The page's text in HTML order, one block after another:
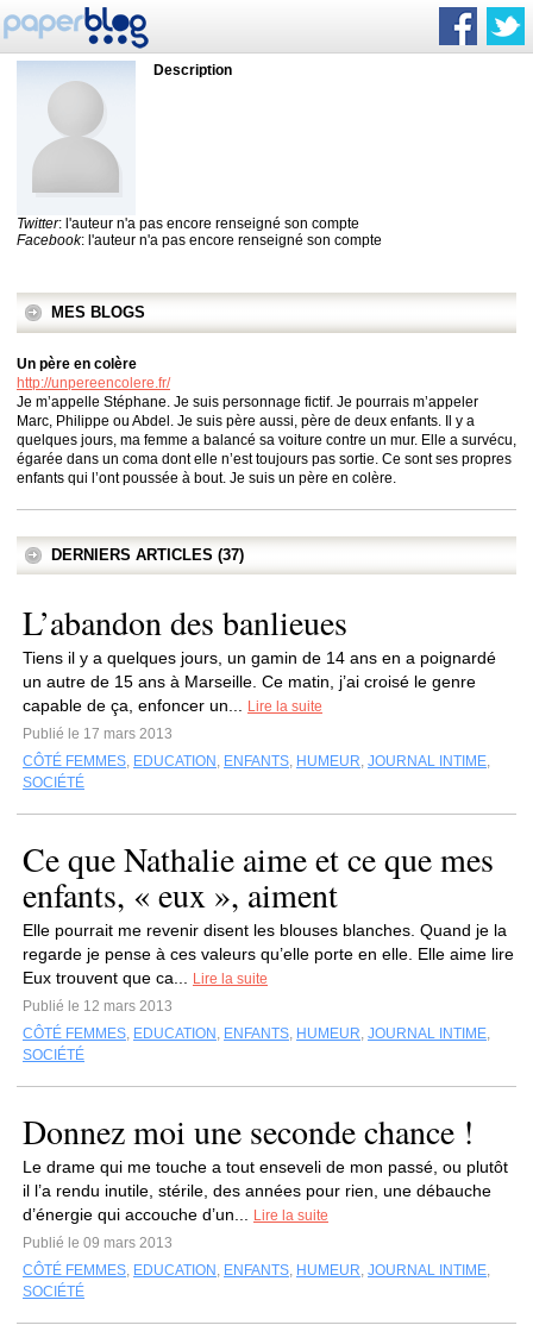
Description
Twitter: l'auteur n'a pas encore renseigné son compte
Facebook: l'auteur n'a pas encore renseigné son compte
MES BLOGS
Un père en colère
http://unpereencolere.fr/
Je m’appelle Stéphane. Je suis personnage fictif. Je pourrais m’appeler
Marc, Philippe ou Abdel. Je suis père aussi, père de deux enfants. Il y a
quelques jours, ma femme a balancé sa voiture contre un mur. Elle a survécu,
égarée dans un coma dont elle n’est toujours pas sortie. Ce sont ses propres
enfants qui l’ont poussée à bout. Je suis un père en colère.
DERNIERS ARTICLES (37)
L’abandon des banlieues
Tiens il y a quelques jours, un gamin de 14 ans en a poignardé
un autre de 15 ans à Marseille. Ce matin, j’ai croisé le genre
capable de ça, enfoncer un...
Lire la suite
Publié le 17 mars 2013
CÔTÉ FEMMES, EDUCATION , ENFANTS, HUMEUR, JOURNAL INTIME,
SOCIÉTÉ
Ce que Nathalie aime et ce que mes
enfants, « eux », aiment
Elle pourrait me revenir disent les blouses blanches. Quand je la
regarde je pense à ces valeurs qu’elle porte en elle. Elle aime lire
Eux trouvent que ca...
Lire la suite
Publié le 12 mars 2013
CÔTÉ FEMMES, EDUCATION , ENFANTS, HUMEUR, JOURNAL INTIME,
SOCIÉTÉ
Donnez moi une seconde chance !
Le drame qui me touche a tout enseveli de mon passé, ou plutôt
il l’a rendu inutile, stérile, des années pour rien, une débauche
d’énergie qui accouche d’un...
Lire la suite
Publié le 09 mars 2013
CÔTÉ FEMMES, EDUCATION , ENFANTS, HUMEUR, JOURNAL INTIME,
SOCIÉTÉ